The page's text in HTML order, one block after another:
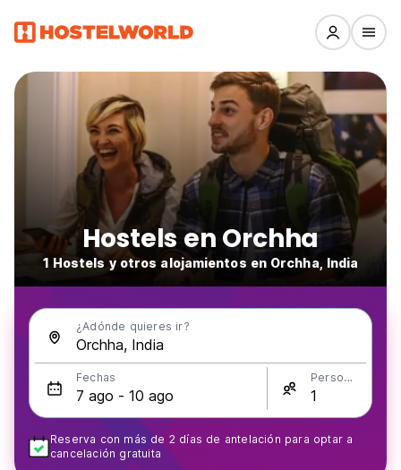
Hostels en Orchha
1 Hostels y otros alojamientos en Orchha, India
¿Adónde quieres ir?
Fechas Personas
Reserva con más de 2 días de antelación para optar a
cancelación gratuita